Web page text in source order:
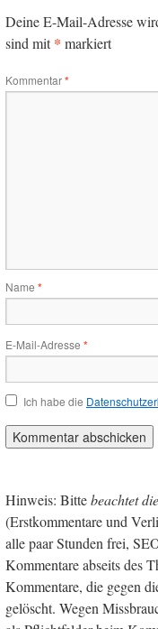
Deine E-Mail-Adresse
sind mit* markiert
Kommentar*
Name *
E-Mail-Adresse *
Ich habe die
Hinweis: Bittebeachtet
(Erstkommentare und
alle paar Stunden frei,
Kommentare abseits des
Kommentare, die gegen
gelöscht. Wegen